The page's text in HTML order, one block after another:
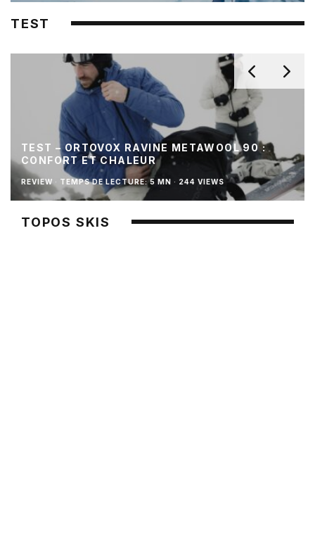
TEST
TEST – ORTOVOX RAVINE METAWOOL 90 :
CONFORT ET CHALEUR
REVIEW · TEMPS DE LECTURE: 5 MN · 244 VIEWS
TOPOS SKIS